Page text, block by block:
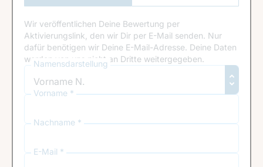
Anmeldung
Wir veröffentlichen Deine Bewertung per
Aktivierungslink, den wir Dir per E-Mail senden. Nur
dafür benötigen wir Deine E-Mail-Adresse. Deine Daten
werden von uns nicht an Dritte weitergegeben.
Namensdarstellung
Vorname *
Nachname *
E-Mail *